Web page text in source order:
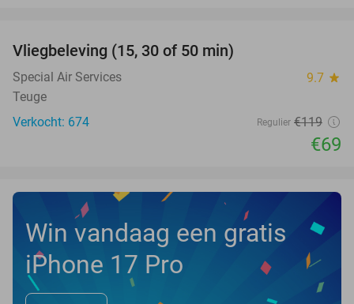
Vliegbeleving (15, 30 of 50 min)
Special Air Services 9.7 star
Teuge
Verkocht: 674
Regulier €119
€69
Win vandaag een gratis
iPhone 17 Pro